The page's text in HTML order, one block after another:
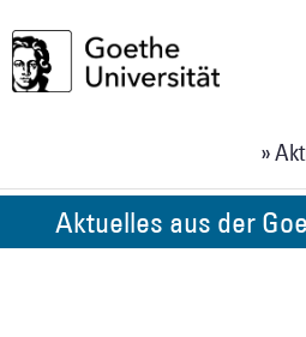
»
Aktuelles aus der